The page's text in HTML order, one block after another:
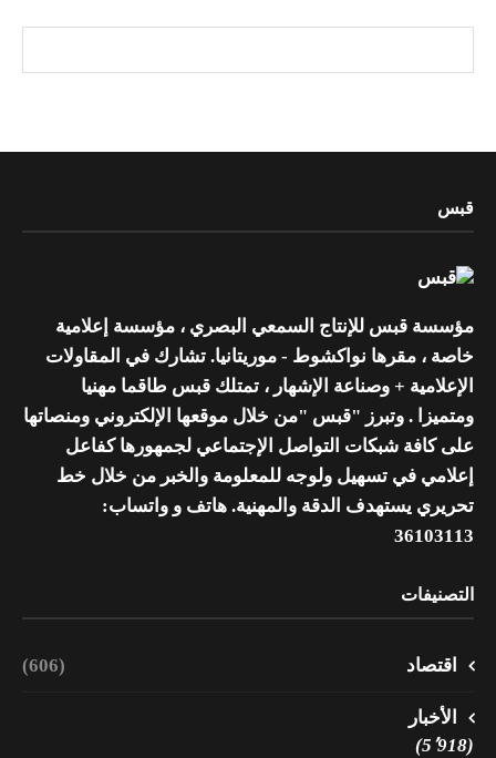
قبس
مؤسسة قبس للإنتاج السمعي البصري ، مؤسسة إعلامية
خاصة ، مقرها نواكشوط - موريتانيا. تشارك في المقاولات
الإعلامية + وصناعة الإشهار ، تمتلك قبس طاقما مهنيا
ومتميزا . وتبرز "قبس "من خلال موقعها الإلكتروني ومنصاتها
على كافة شبكات التواصل الإجتماعي لجمهورها كفاعل
إعلامي في تسهيل ولوجه للمعلومة والخبر من خلال خط
تحريري يستهدف الدقة والمهنية. هاتف و واتساب:
36103113
التصنيفات
اقتصاد (606)
الأخبار
(5٬918)